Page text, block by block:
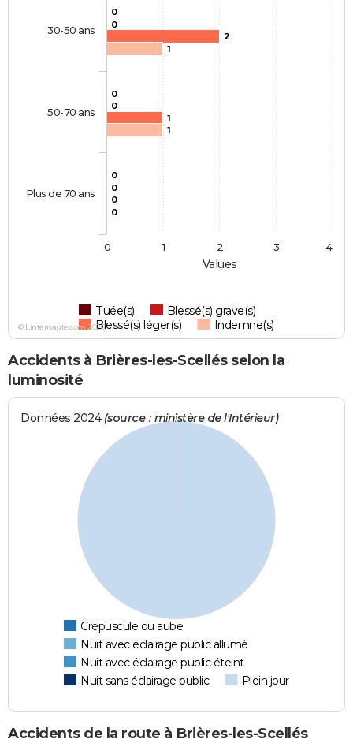
Values
0
0
0
0
0
0
2
1
0
1
1
0
Tuée(s)
Blessé(s) grave(s)
Blessé(s) léger(s)
Indemne(s)
30-50 ans
50-70 ans
Plus de 70 ans
0 1 2 3 4
© Linternaute.com 2026
Accidents à Brières-les-Scellés selon la
luminosité
Données 2024 (source : ministère de l'Intérieur)
Crépuscule ou aube
Nuit avec éclairage public allumé
Nuit avec éclairage public éteint
Nuit sans éclairage public
Plein jour
Accidents de la route à Brières-les-Scellés